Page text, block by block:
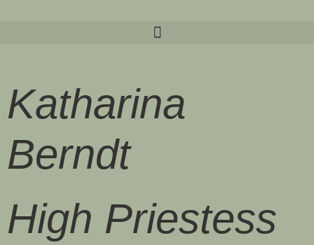
Katharina
Berndt
High Priestess